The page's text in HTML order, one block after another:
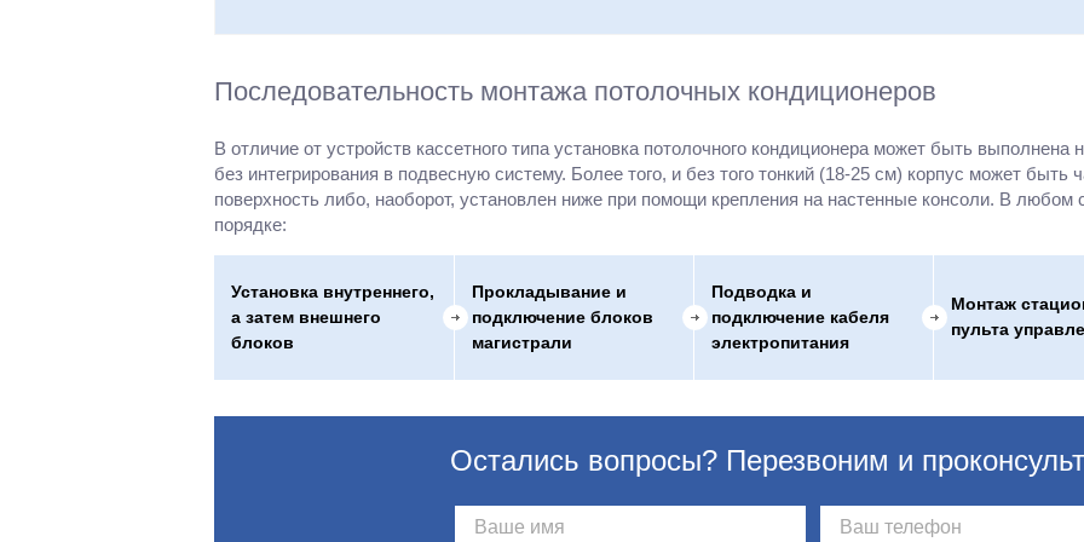
Последовательность монтажа потолочных кондиционеров
В отличие от устройств кассетного типа установка потолочного кондиционера может быть выполнена
без интегрирования в подвесную систему. Более того, и без того тонкий (18-25 см) корпус может быть
поверхность либо, наоборот, установлен ниже при помощи крепления на настенные консоли. В любом
порядке:
Установка внутреннего,
а затем внешнего
блоков
Прокладывание и
подключение блоков
магистрали
Подводка и
подключение кабеля
электропитания
Монтаж
пульта
Остались вопросы? Перезвоним и